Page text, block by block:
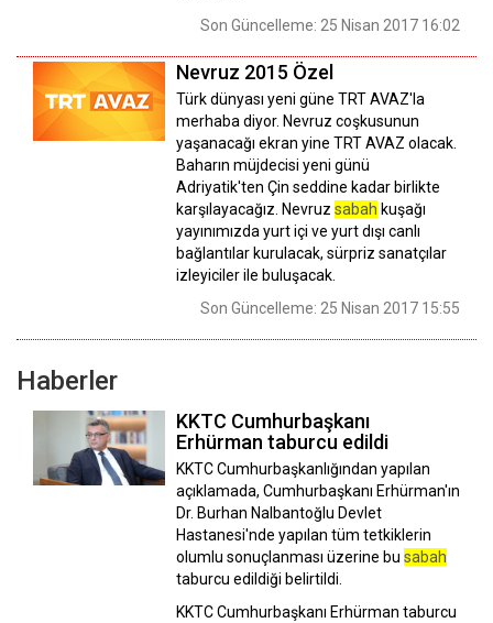
Son Güncelleme: 25 Nisan 2017 16:02
Nevruz 2015 Özel
Türk dünyası yeni güne TRT AVAZ'la
merhaba diyor. Nevruz coşkusunun
yaşanacağı ekran yine TRT AVAZ olacak.
Baharın müjdecisi yeni günü
Adriyatik'ten Çin seddine kadar birlikte
karşılayacağız. Nevruz sabah kuşağı
yayınımızda yurt içi ve yurt dışı canlı
bağlantılar kurulacak, sürpriz sanatçılar
izleyiciler ile buluşacak.
Son Güncelleme: 25 Nisan 2017 15:55
Haberler
KKTC Cumhurbaşkanı
Erhürman taburcu edildi
KKTC Cumhurbaşkanlığından yapılan
açıklamada, Cumhurbaşkanı Erhürman'ın
Dr. Burhan Nalbantoğlu Devlet
Hastanesi'nde yapılan tüm tetkiklerin
olumlu sonuçlanması üzerine bu sabah
taburcu edildiği belirtildi.
KKTC Cumhurbaşkanı Erhürman taburcu